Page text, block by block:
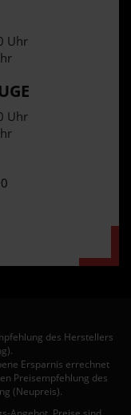
Uhr
Uhr
des Herstellers
Ersparnis errechnet
Preisempfehlung des
(Neupreis).